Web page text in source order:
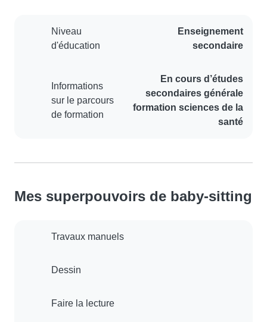
Niveau
d'éducation
Enseignement
secondaire
Informations
sur le parcours
de formation
En cours d’études
secondaires générale
formation sciences de la
santé
Mes superpouvoirs de baby-sitting
Travaux manuels
Dessin
Faire la lecture